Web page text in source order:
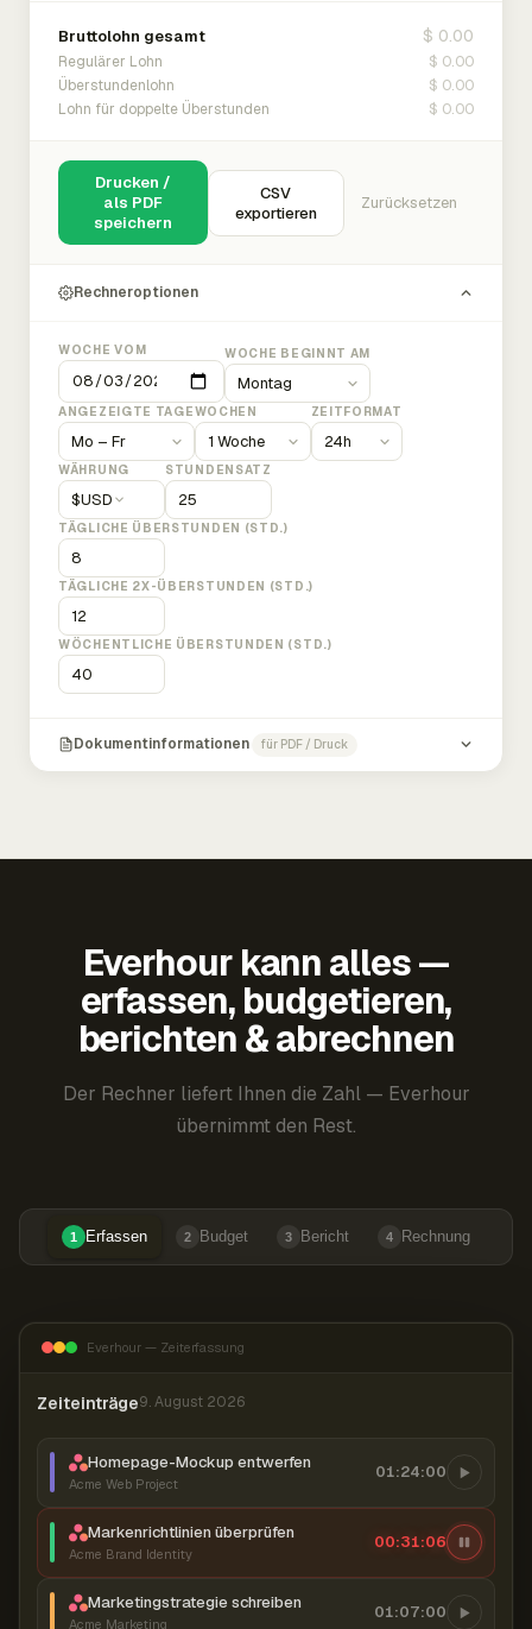
Bruttolohn gesamt $ 0.00
Regulärer Lohn $ 0.00
Überstundenlohn $ 0.00
Lohn für doppelte Überstunden $ 0.00
Drucken /
als PDF
speichern
CSV
exportieren
Zurücksetzen
Rechneroptionen
WOCHE VOM WOCHE BEGINNT AM
ANGEZEIGTE TAGEWOCHEN ZEITFORMAT
WÄHRUNG
$USD
STUNDENSATZ
TÄGLICHE ÜBERSTUNDEN (STD.)
TÄGLICHE 2X-ÜBERSTUNDEN (STD.)
WÖCHENTLICHE ÜBERSTUNDEN (STD.)
Dokumentinformationen für PDF / Druck
Everhour kann alles —
erfassen, budgetieren,
berichten & abrechnen
Der Rechner liefert Ihnen die Zahl — Everhour
übernimmt den Rest.
1 Erfassen 2 Budget 3 Bericht 4 Rechnung
Everhour — Zeiterfassung
Zeiteinträge9. August 2026
Homepage-Mockup entwerfen
Acme Web Project
01:24:00
Markenrichtlinien überprüfen
Acme Brand Identity
00:31:07
Marketingstrategie schreiben
Acme Marketing
01:07:00